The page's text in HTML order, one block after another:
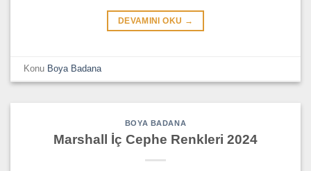
DEVAMINI OKU →
Konu Boya Badana
BOYA BADANA
Marshall İç Cephe Renkleri 2024